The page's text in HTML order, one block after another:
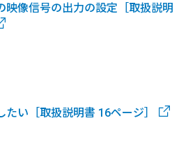
映像信号の出力の設定［取扱説明
い［取扱説明書 16ページ］